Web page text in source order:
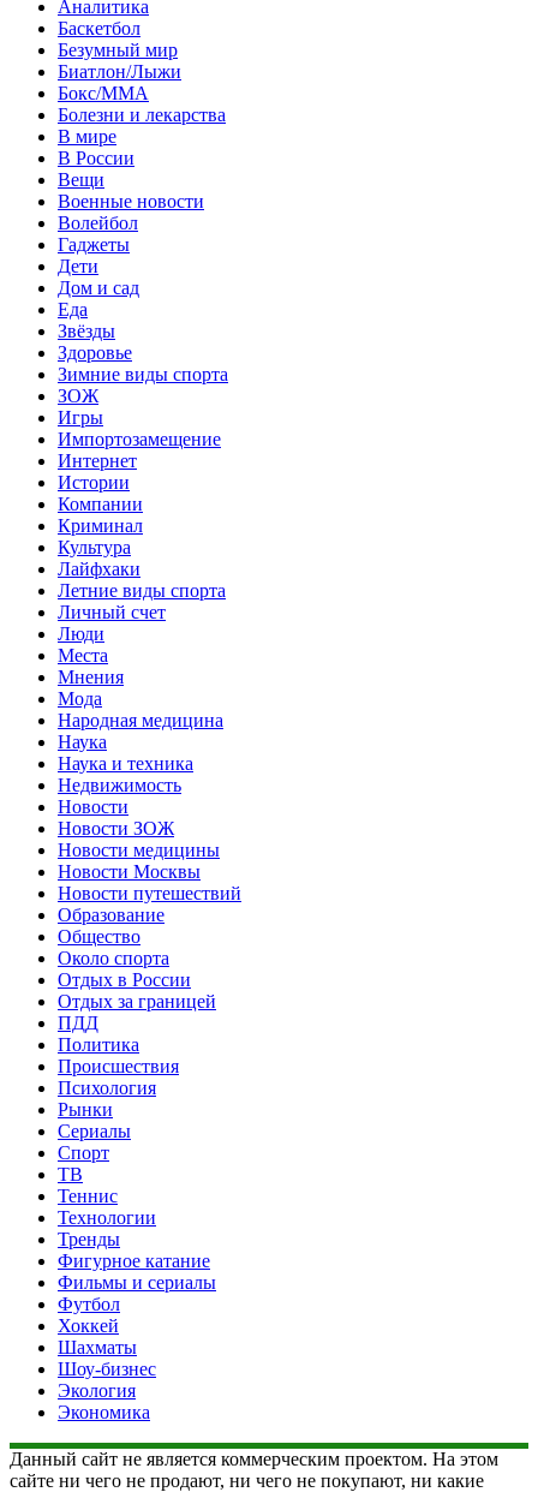
Аналитика
Баскетбол
Безумный мир
Биатлон/Лыжи
Бокс/MMA
Болезни и лекарства
В мире
В России
Вещи
Военные новости
Волейбол
Гаджеты
Дети
Дом и сад
Еда
Звёзды
Здоровье
Зимние виды спорта
ЗОЖ
Игры
Импортозамещение
Интернет
Истории
Компании
Криминал
Культура
Лайфхаки
Летние виды спорта
Личный счет
Люди
Места
Мнения
Мода
Народная медицина
Наука
Наука и техника
Недвижимость
Новости
Новости ЗОЖ
Новости медицины
Новости Москвы
Новости путешествий
Образование
Общество
Около спорта
Отдых в России
Отдых за границей
ПДД
Политика
Происшествия
Психология
Рынки
Сериалы
Спорт
ТВ
Теннис
Технологии
Тренды
Фигурное катание
Фильмы и сериалы
Футбол
Хоккей
Шахматы
Шоу-бизнес
Экология
Экономика
Данный сайт не является коммерческим проектом. На этом
сайте ни чего не продают, ни чего не покупают, ни какие